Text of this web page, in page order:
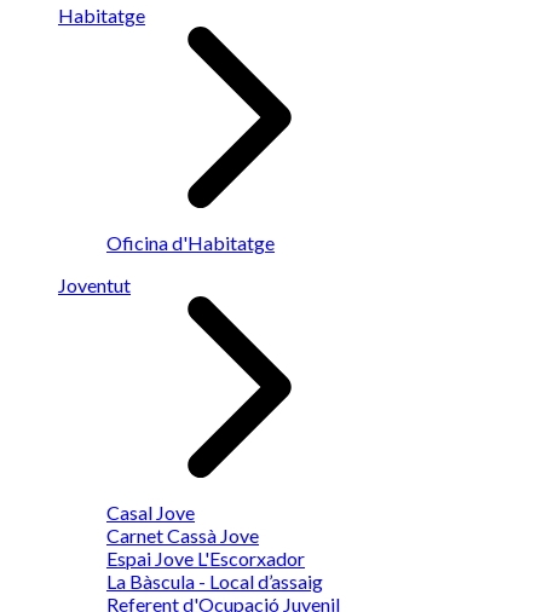
Habitatge
Oficina d'Habitatge
Joventut
Casal Jove
Carnet Cassà Jove
Espai Jove L'Escorxador
La Bàscula - Local d’assaig
Referent d'Ocupació Juvenil